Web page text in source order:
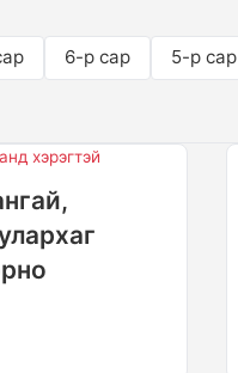
6-р сар 5-р сар
хэрэгтэй